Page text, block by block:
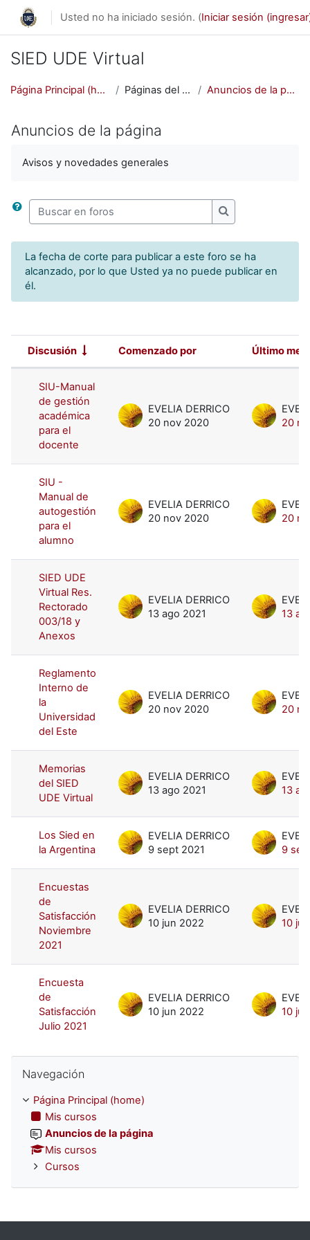
Saltar al contenido principal
Usted no ha iniciado sesión. (Iniciar sesión
SIED UDE Virtual
Página Principal (home) Páginas del sitio Anuncios de la página
Anuncios de la página
Avisos y novedades generales
Buscar en foros
Buscar en foros
La fecha de corte para publicar a este foro se ha
alcanzado, por lo que Usted ya no puede publicar en
él.
Lista de discusiones. Mostrando 8
Estatus
Discusión Comenzado por Último
SIU-Manual
de gestión
académica
para el
docente
EVELIA DERRICO
20 nov 2020
20
SIU -
Manual de
autogestión
para el
alumno
EVELIA DERRICO
20 nov 2020
20
SIED UDE
Virtual Res.
Rectorado
003/18 y
Anexos
EVELIA DERRICO
13 ago 2021
13
Reglamento
Interno de
la
Universidad
del Este
EVELIA DERRICO
20 nov 2020
20
Memorias
del SIED
UDE Virtual
EVELIA DERRICO
13 ago 2021
13
Los Sied en
la Argentina
EVELIA DERRICO
9 sept 2021
9
Encuestas
de
Satisfacción
Noviembre
2021
EVELIA DERRICO
10 jun 2022
10
Encuesta
de
Satisfacción
Julio 2021
EVELIA DERRICO
10 jun 2022
10
Navegación
Página Principal (home)
Mis cursos
Anuncios de la página
Mis cursos
Cursos